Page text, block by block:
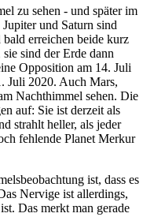
zu sehen - und später im
und Saturn sind
erreichen beide kurz
sind der Erde dann
Opposition am 14. Juli
Juli 2020. Auch Mars,
Nachthimmel sehen. Die
auf: Sie ist derzeit als
strahlt heller, als jeder
fehlende Planet Merkur
ist, dass es
Nervige ist allerdings,
Das merkt man gerade